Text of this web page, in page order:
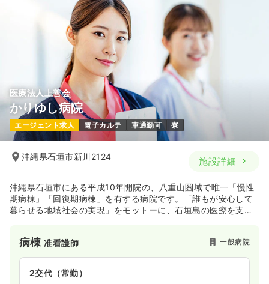
8:30～17:30（休憩60分）
気になる 詳細を見る
医療法人上善会
かりゆし病院
エージェント求人 電子カルテ 車通勤可 寮
沖縄県石垣市新川2124 施設詳細
沖縄県石垣市にある平成10年開院の、八重山圏域で唯一「慢性
期病棟」「回復期病棟」を有する病院です。「誰もが安心して
暮らせる地域社会の実現」をモットーに、石垣島の医療を支え
病棟准看護師 一般病院
2交代（常勤）